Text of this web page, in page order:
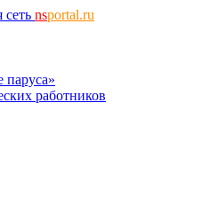
сеть nsportal.ru
паруса»
работников